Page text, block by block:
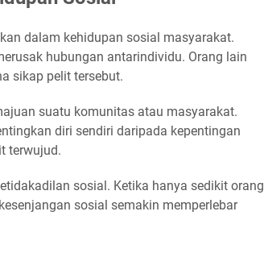
dalam kehidupan sosial masyarakat.
hubungan antarindividu. Orang lain
sikap pelit tersebut.
suatu komunitas atau masyarakat.
diri sendiri daripada kepentingan
terwujud.
sosial. Ketika hanya sedikit orang
sosial semakin memperlebar